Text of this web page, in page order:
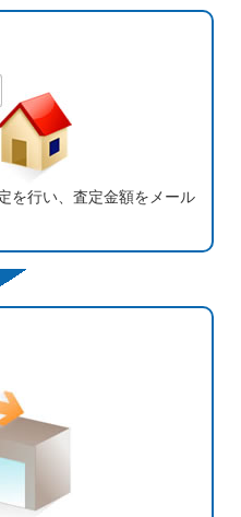
を行い、査定金額をメール